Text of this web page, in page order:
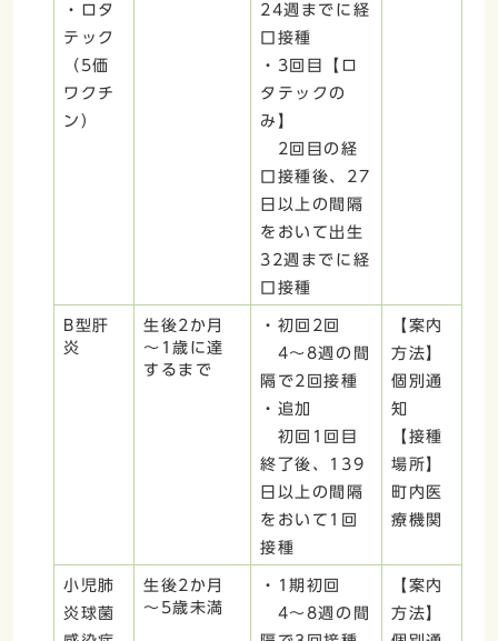
・ロタ
テック
（5価
ワクチ
ン）
24週までに経
口接種
・3回目【ロ
タテックの
み】
2回目の経
口接種後、27
日以上の間隔
をおいて出生
32週までに経
口接種
B型肝
炎
生後2か月
～1歳に達
するまで
・初回2回
4～8週の間
隔で2回接種
・追加
初回1回目
終了後、139
日以上の間隔
をおいて1回
接種
【案内
方法】
個別通
知
【接種
場所】
町内医
療機関
小児肺
炎球菌
生後2か月
～5歳未満
・1期初回
4～8週の間
【案内
方法】